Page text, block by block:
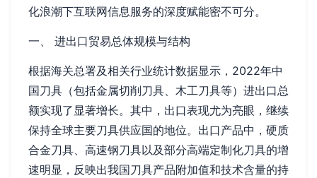
化浪潮下互联网信息服务的深度赋能密不可分。
一、 进出口贸易总体规模与结构
根据海关总署及相关行业统计数据显示，2022年中
国刀具（包括金属切削刀具、木工刀具等）进出口总
额实现了显著增长。其中，出口表现尤为亮眼，继续
保持全球主要刀具供应国的地位。出口产品中，硬质
合金刀具、高速钢刀具以及部分高端定制化刀具的增
速明显，反映出我国刀具产品附加值和技术含量的持